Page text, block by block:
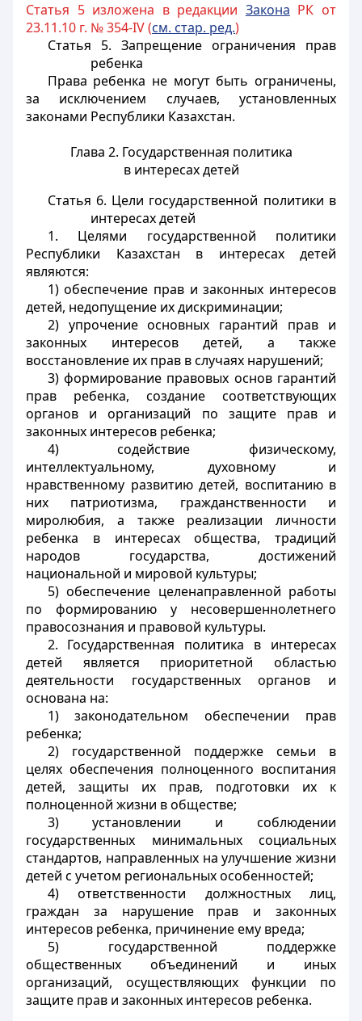
Статья 5 изложена в редакции Закона РК от
23.11.10 г. № 354-IV (см. стар. ред.)
Статья 5. Запрещение ограничения прав
ребенка
Права ребенка не могут быть ограничены,
за исключением случаев, установленных
законами Республики Казахстан.
Глава 2. Государственная политика
в интересах детей
Статья 6. Цели государственной политики в
интересах детей
1. Целями государственной политики
Республики Казахстан в интересах детей
являются:
1) обеспечение прав и законных интересов
детей, недопущение их дискриминации;
2) упрочение основных гарантий прав и
законных интересов детей, а также
восстановление их прав в случаях нарушений;
3) формирование правовых основ гарантий
прав ребенка, создание соответствующих
органов и организаций по защите прав и
законных интересов ребенка;
4) содействие физическому,
интеллектуальному, духовному и
нравственному развитию детей, воспитанию в
них патриотизма, гражданственности и
миролюбия, а также реализации личности
ребенка в интересах общества, традиций
народов государства, достижений
национальной и мировой культуры;
5) обеспечение целенаправленной работы
по формированию у несовершеннолетнего
правосознания и правовой культуры.
2. Государственная политика в интересах
детей является приоритетной областью
деятельности государственных органов и
основана на:
1) законодательном обеспечении прав
ребенка;
2) государственной поддержке семьи в
целях обеспечения полноценного воспитания
детей, защиты их прав, подготовки их к
полноценной жизни в обществе;
3) установлении и соблюдении
государственных минимальных социальных
стандартов, направленных на улучшение жизни
детей с учетом региональных особенностей;
4) ответственности должностных лиц,
граждан за нарушение прав и законных
интересов ребенка, причинение ему вреда;
5) государственной поддержке
общественных объединений и иных
организаций, осуществляющих функции по
защите прав и законных интересов ребенка.